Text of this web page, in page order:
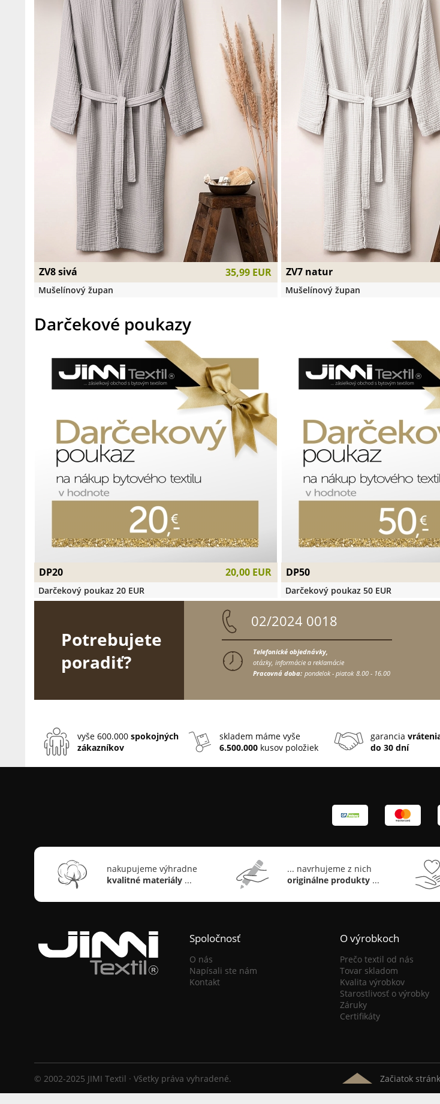
ZV8 sivá 35,99 EUR
Mušelínový župan
ZV7 natur
Mušelínový župan
DP20 20,00 EUR
Darčekový poukaz 20 EUR
DP50
Darčekový poukaz 50 EUR
Darčekové poukazy
Potrebujete
poradiť?
02/2024 0018
Telefonické objednávky,
otázky, informácie a reklamácie
Pracovná doba: pondelok - piatok 8.00 - 16.00
vyše 600.000spokojných
zákazníkov
skladem máme vyše
6.500.000kusov položiek
garancia
do 30 dní
Spoločnosť
O nás
Napísali ste nám
Kontakt
O výrobkoch
Prečo textil od nás
Tovar skladom
Kvalita výrobkov
Starostlivosť o výrobky
Záruky
Certifikáty
© 2002-2025 JIMI Textil · Všetky práva vyhradené. Začiatok
nakupujeme výhradne
kvalitné materiály ...
... navrhujeme z nich
originálne produkty...